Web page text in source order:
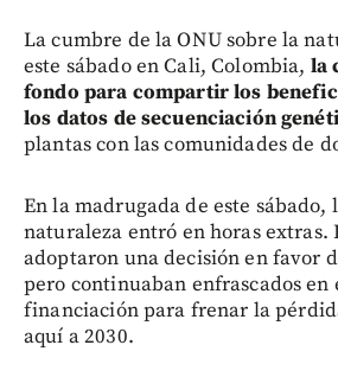
La cumbre de la ONU sobre la
este sábado en Cali, Colombia, la
fondo para compartir los
los datos de secuenciación
plantas con las comunidades de
En la madrugada de este sábado,
naturaleza entró en horas extras.
adoptaron una decisión en favor
pero continuaban enfrascados en
financiación para frenar la
aquí a 2030.